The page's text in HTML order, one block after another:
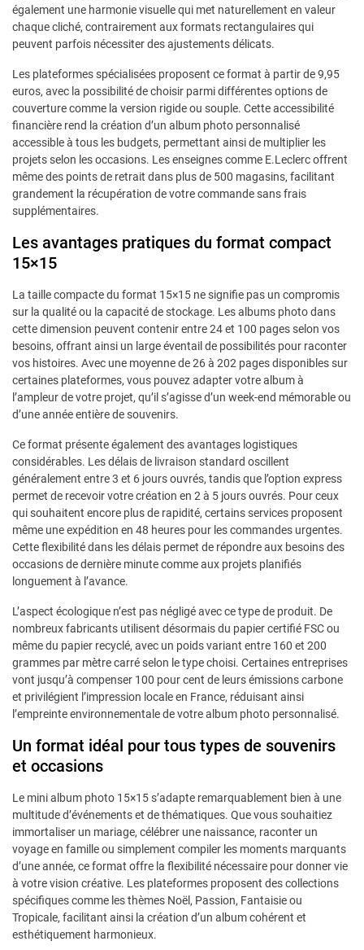
également une harmonie visuelle qui met naturellement en valeur
chaque cliché, contrairement aux formats rectangulaires qui
peuvent parfois nécessiter des ajustements délicats.
Les plateformes spécialisées proposent ce format à partir de 9,95
euros, avec la possibilité de choisir parmi différentes options de
couverture comme la version rigide ou souple. Cette accessibilité
financière rend la création d’un album photo personnalisé
accessible à tous les budgets, permettant ainsi de multiplier les
projets selon les occasions. Les enseignes comme E.Leclerc offrent
même des points de retrait dans plus de 500 magasins, facilitant
grandement la récupération de votre commande sans frais
supplémentaires.
Les avantages pratiques du format compact
15×15
La taille compacte du format 15×15 ne signifie pas un compromis
sur la qualité ou la capacité de stockage. Les albums photo dans
cette dimension peuvent contenir entre 24 et 100 pages selon vos
besoins, offrant ainsi un large éventail de possibilités pour raconter
vos histoires. Avec une moyenne de 26 à 202 pages disponibles sur
certaines plateformes, vous pouvez adapter votre album à
l’ampleur de votre projet, qu’il s’agisse d’un week-end mémorable ou
d’une année entière de souvenirs.
Ce format présente également des avantages logistiques
considérables. Les délais de livraison standard oscillent
généralement entre 3 et 6 jours ouvrés, tandis que l’option express
permet de recevoir votre création en 2 à 5 jours ouvrés. Pour ceux
qui souhaitent encore plus de rapidité, certains services proposent
même une expédition en 48 heures pour les commandes urgentes.
Cette flexibilité dans les délais permet de répondre aux besoins des
occasions de dernière minute comme aux projets planifiés
longuement à l’avance.
L’aspect écologique n’est pas négligé avec ce type de produit. De
nombreux fabricants utilisent désormais du papier certifié FSC ou
même du papier recyclé, avec un poids variant entre 160 et 200
grammes par mètre carré selon le type choisi. Certaines entreprises
vont jusqu’à compenser 100 pour cent de leurs émissions carbone
et privilégient l’impression locale en France, réduisant ainsi
l’empreinte environnementale de votre album photo personnalisé.
Un format idéal pour tous types de souvenirs
et occasions
Le mini album photo 15×15 s’adapte remarquablement bien à une
multitude d’événements et de thématiques. Que vous souhaitiez
immortaliser un mariage, célébrer une naissance, raconter un
voyage en famille ou simplement compiler les moments marquants
d’une année, ce format offre la flexibilité nécessaire pour donner vie
à votre vision créative. Les plateformes proposent des collections
spécifiques comme les thèmes Noël, Passion, Fantaisie ou
Tropicale, facilitant ainsi la création d’un album cohérent et
esthétiquement harmonieux.